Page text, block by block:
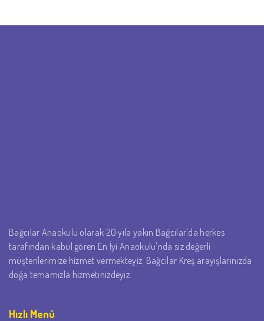
Bağcılar Anaokulu olarak 20 yıla yakın Bağcılar'da herkes
tarafından kabul gören En İyi Anaokulu'nda siz değerli
müşterilerimize hizmet vermekteyiz. Bağcılar Kreş arayışlarınızda
doğa temamızla hizmetinizdeyiz.
Hızlı Menü